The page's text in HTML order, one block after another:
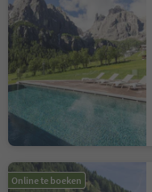
Online te boeken